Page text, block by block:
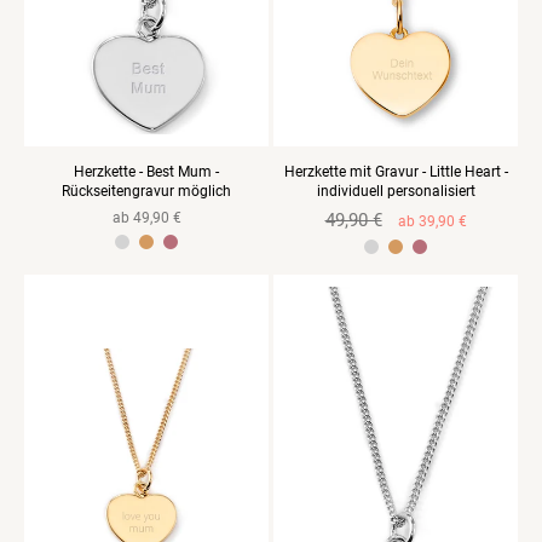
Herzkette - Best Mum -
Rückseitengravur möglich
Normaler
Preis
ab 49,90 €
Herzkette mit Gravur - Little Heart -
individuell personalisiert
Normaler
49,90 € Verkaufspreis
ab 39,90 €